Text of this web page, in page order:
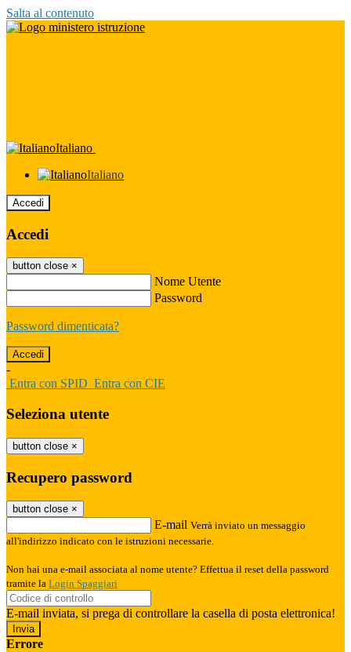
Salta al contenuto
Italiano
Italiano
Accedi
Accedi
button close ×
Nome Utente
Password
Password dimenticata?
-
Entra con SPID Entra con CIE
Seleziona utente
button close ×
Recupero password
button close ×
E-mail Verrà inviato un messaggio
all'indirizzo indicato con le istruzioni necessarie.
Non hai una e-mail associata al nome utente? Effettua il reset della password
tramite la Login Spaggiari
E-mail inviata, si prega di controllare la casella di posta elettronica!
Errore